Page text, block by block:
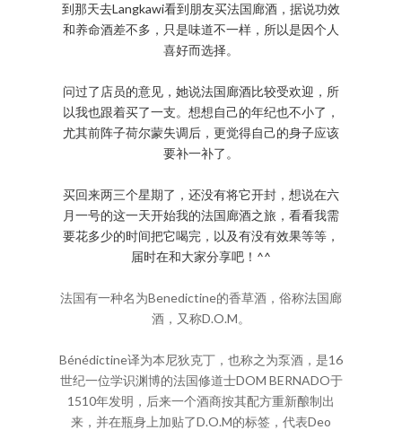
到那天去Langkawi看到朋友买法国廊酒，据说功效
和养命酒差不多，只是味道不一样，所以是因个人
喜好而选择。
问过了店员的意见，她说法国廊酒比较受欢迎，所
以我也跟着买了一支。想想自己的年纪也不小了，
尤其前阵子荷尔蒙失调后，更觉得自己的身子应该
要补一补了。
买回来两三个星期了，还没有将它开封，想说在六
月一号的这一天开始我的法国廊酒之旅，看看我需
要花多少的时间把它喝完，以及有没有效果等等，
届时在和大家分享吧！^^
法国有一种名为Benedictine的香草酒，俗称法国廊
酒，又称D.O.M。
Bénédictine译为本尼狄克丁，也称之为泵酒，是16
世纪一位学识渊博的法国修道士DOM BERNADO于
1510年发明，后来一个酒商按其配方重新酿制出
来，并在瓶身上加贴了D.O.M的标签，代表Deo